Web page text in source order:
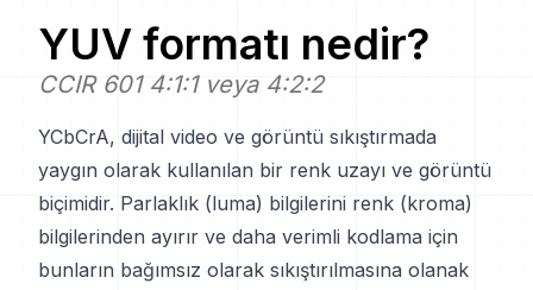
YUV formatı nedir?
CCIR 601 4:1:1 veya 4:2:2
YCbCrA, dijital video ve görüntü sıkıştırmada
yaygın olarak kullanılan bir renk uzayı ve görüntü
biçimidir. Parlaklık (luma) bilgilerini renk (kroma)
bilgilerinden ayırır ve daha verimli kodlama için
bunların bağımsız olarak sıkıştırılmasına olanak